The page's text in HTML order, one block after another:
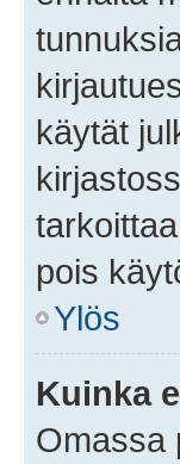
käytät
pois
Ylös
Kuinka
Omassa